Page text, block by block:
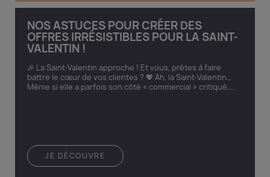
NOS ASTUCES POUR CRÉER DES
OFFRES IRRÉSISTIBLES POUR LA SAINT-
VALENTIN !
🎉 La Saint-Valentin approche ! Et vous, prêtes à faire
battre le cœur de vos clientes ? 💖 Ah, la Saint-Valentin…
Même si elle a parfois son côté « commercial » critiqué,...
JE DÉCOUVRE